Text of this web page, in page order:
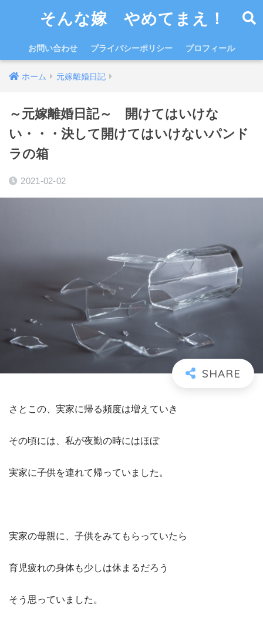
そんな嫁 やめてまえ！
お問い合わせ プライバシーポリシー プロフィール
ホーム 元嫁離婚日記
～元嫁離婚日記～ 開けてはいけな
い・・・決して開けてはいけないパンド
ラの箱
2021-02-02
さとこの、実家に帰る頻度は増えていき
その頃には、私が夜勤の時にはほぼ
実家に子供を連れて帰っていました。
実家の母親に、子供をみてもらっていたら
育児疲れの身体も少しは休まるだろう
そう思っていました。